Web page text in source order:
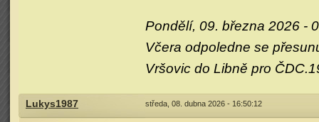
Pondělí, 09. března 2026 -
Včera odpoledne se
Vršovic do Libně pro
Lukys1987 středa, 08. dubna 2026 - 16:50:12